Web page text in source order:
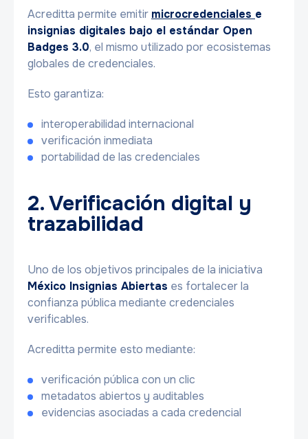
Acreditta permite emitir microcredenciales e
insignias digitales bajo el estándar Open
Badges 3.0, el mismo utilizado por ecosistemas
globales de credenciales.
Esto garantiza:
interoperabilidad internacional
verificación inmediata
portabilidad de las credenciales
2. Verificación digital y
trazabilidad
Uno de los objetivos principales de la iniciativa
México Insignias Abiertas es fortalecer la
confianza pública mediante credenciales
verificables.
Acreditta permite esto mediante:
verificación pública con un clic
metadatos abiertos y auditables
evidencias asociadas a cada credencial